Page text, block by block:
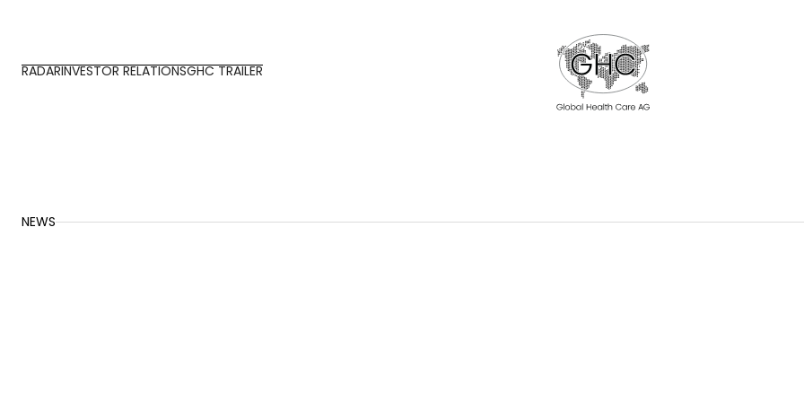
RADARINVESTOR RELATIONSGHC TRAILER
NEWS